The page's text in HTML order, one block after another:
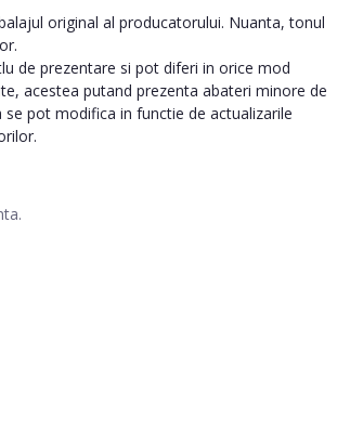
original al producatorului. Nuanta, tonul
de prezentare si pot diferi in orice mod
acestea putand prezenta abateri minore de
pot modifica in functie de actualizarile